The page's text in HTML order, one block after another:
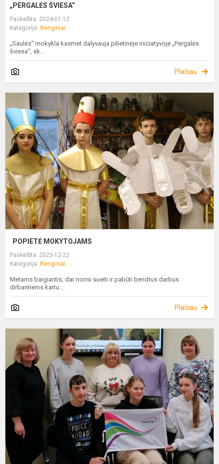
„PERGALĖS ŠVIESA“
Paskelbta: 2024-01-12
Kategorija: Renginiai
„Saulės“ mokykla kasmet dalyvauja pilietinėje iniciatyvoje „Pergalės
šviesa“, sk...
Plačiau
POPIETĖ MOKYTOJAMS
Paskelbta: 2023-12-22
Kategorija: Renginiai
Metams baigiantis, dar norisi sueiti ir pabūti bendrus darbus
dirbantiems kartu....
Plačiau